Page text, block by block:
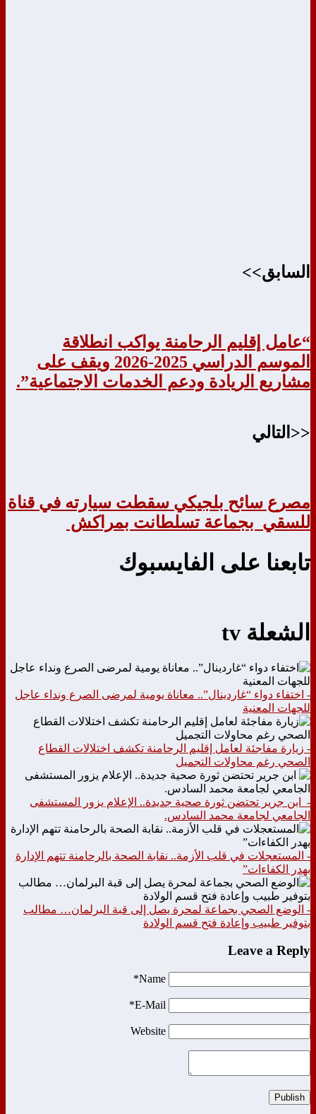
السابق>>
“عامل إقليم الرحامنة يواكب انطلاقة
الموسم الدراسي 2025-2026 ويقف على
مشاريع الريادة ودعم الخدمات الاجتماعية”.
<<التالي
مصرع سائح بلجيكي سقطت سيارته في قناة
للسقي بجماعة تسلطانت بمراكش
تابعنا على الفايسبوك
الشعلة tv
- اختفاء دواء “غاردينال”.. معاناة يومية لمرضى الصرع ونداء عاجل
للجهات المعنية
- زيارة مفاجئة لعامل إقليم الرحامنة تكشف اختلالات القطاع
الصحي رغم محاولات التجميل
- ابن جرير تحتضن ثورة صحية جديدة.. الإعلام يزور المستشفى
الجامعي لجامعة محمد السادس.
- المستعجلات في قلب الأزمة.. نقابة الصحة بالرحامنة تتهم الإدارة
بهدر الكفاءات”
- الوضع الصحي بجماعة لمحرة يصل إلى قبة البرلمان… مطالب
بتوفير طبيب وإعادة فتح قسم الولادة
Leave a Reply
Name*
E-Mail*
Website
Publish